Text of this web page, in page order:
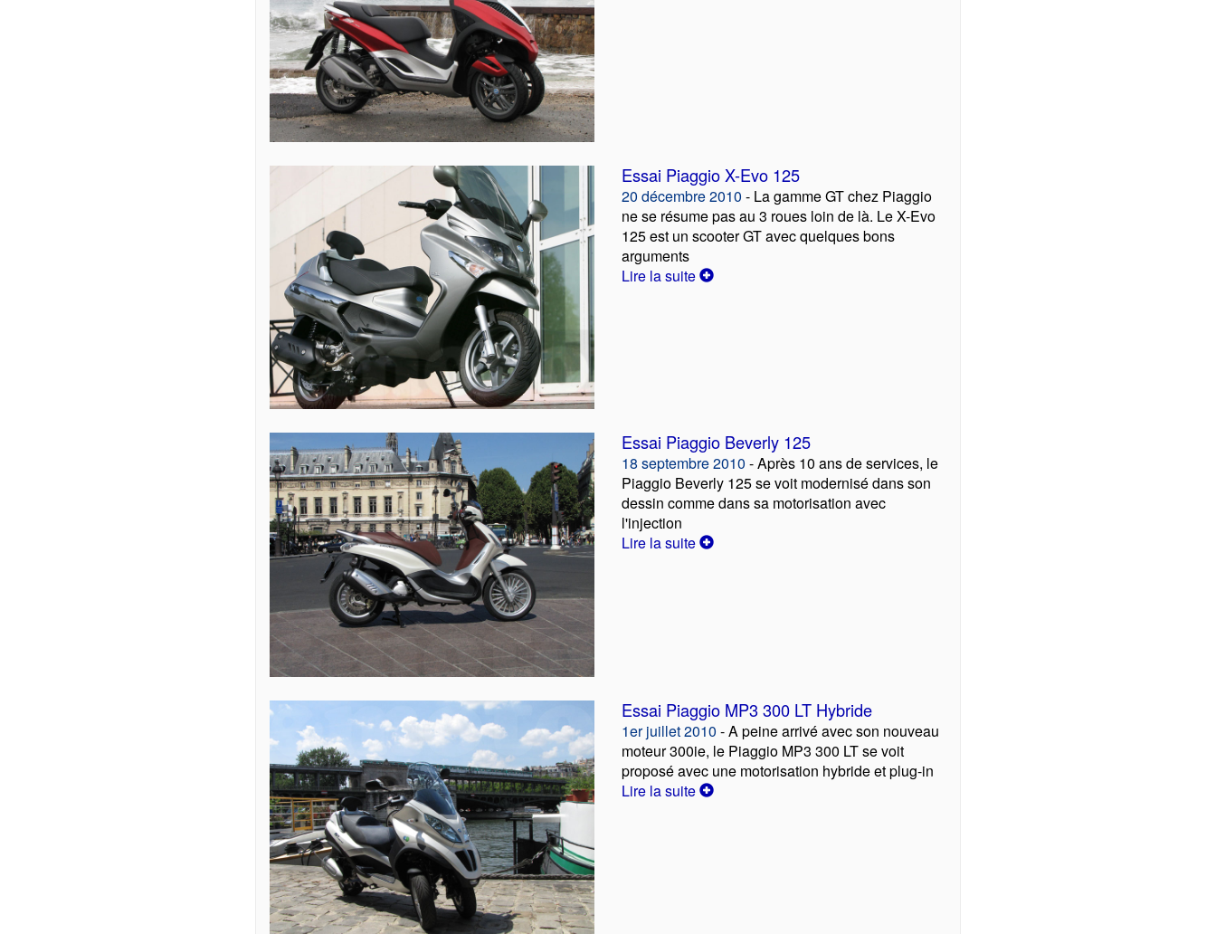
Essai Piaggio X-Evo 125
20 décembre 2010 - La gamme GT chez Piaggio
ne se résume pas au 3 roues loin de là. Le X-Evo
125 est un scooter GT avec quelques bons
arguments
Lire la suite
Essai Piaggio Beverly 125
18 septembre 2010 - Après 10 ans de services, le
Piaggio Beverly 125 se voit modernisé dans son
dessin comme dans sa motorisation avec
l'injection
Lire la suite
Essai Piaggio MP3 300 LT Hybride
1er juillet 2010 - A peine arrivé avec son nouveau
moteur 300ie, le Piaggio MP3 300 LT se voit
proposé avec une motorisation hybride et plug-in
Lire la suite